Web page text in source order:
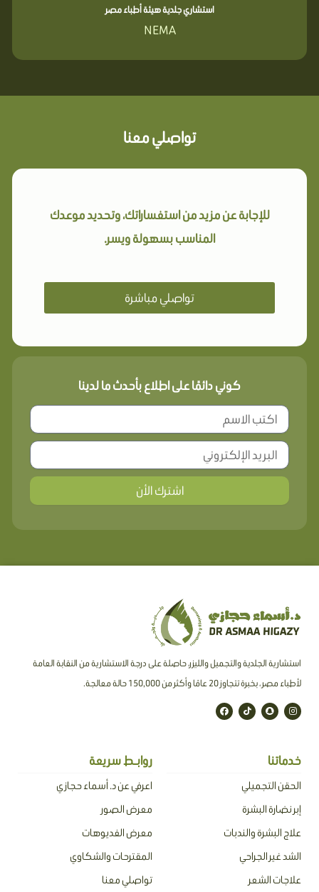
استشاري جلدية هيئة أطباء مصر
NEMA
تواصلي معنا
للإجابة عن مزيد من استفساراتك، وتحديد موعدك
المناسب بسهولة ويسر.
تواصلي مباشرة
كوني دائمًا على اطلاع بأحدث ما لدينا
اشترك الأن
استشارية الجلدية والتجميل والليزر، حاصلة على درجة الاستشارية من النقابة العامة
لأطباء مصر ، بخبرة تتجاوز 20 عامًا وأكثر من 150,000 حالة معالجة.
I
n
s
a
S
n
a
a
t
T
i
k
F
a
c
خدماتنا
الحقن التجميلي
إبر نضارة البشرة
علاج البشرة والندبات
الشد غير الجراحي
علاجات الشعر
روابـط سريعة
اعرفي عن د. أسماء حجازي
معرض الصور
معرض الفديوهات
المقترحات والشكاوي
تواصلي معنا